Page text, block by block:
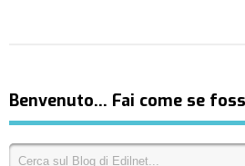
Benvenuto… Fai come se